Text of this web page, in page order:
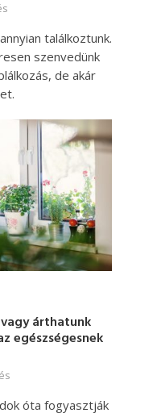
találkoztunk.
szenvedünk
de akár
árthatunk
egészségesnek
óta fogyasztják